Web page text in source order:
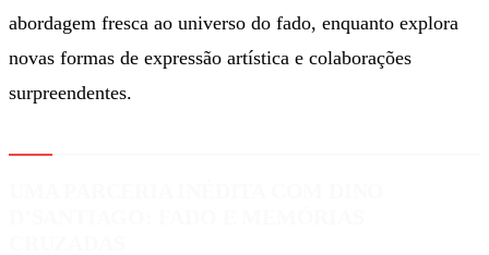
abordagem fresca ao universo do fado, enquanto explora
novas formas de expressão artística e colaborações
surpreendentes.